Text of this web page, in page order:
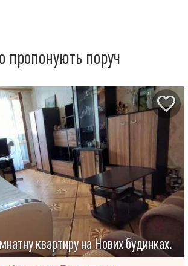
пропонують поруч
квартиру на Нових будинках.